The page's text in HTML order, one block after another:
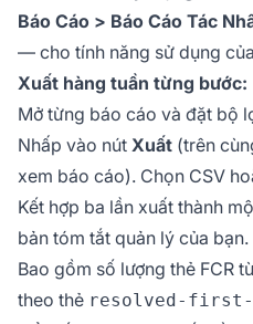
Báo Cáo > Báo Cáo Tác
— cho tính năng sử dụng
Xuất hàng tuần từng bước:
Mở từng báo cáo và đặt bộ
Nhấp vào nút Xuất (trên
xem báo cáo). Chọn CSV
Kết hợp ba lần xuất thành
bản tóm tắt quản lý của bạn.
Bao gồm số lượng thẻ FCR
theo thẻ resolved-first-